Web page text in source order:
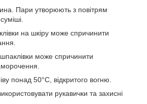
Пари утворюють з повітрям
на шкіру може спричинити
може спричинити
понад 50°C, відкритого вогню.
рукавички та захисні